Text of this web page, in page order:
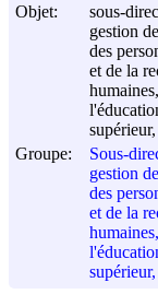
Objet:
sous-
gestion
des
et de la
Groupe:
Sous-
gestion
des
et de la